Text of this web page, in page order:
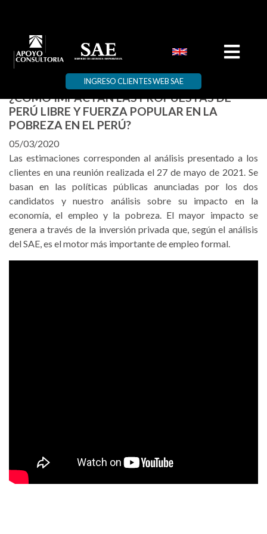
INGRESO CLIENTES WEB SAE
¿CÓMO IMPACTAN LAS PROPUESTAS DE
PERÚ LIBRE Y FUERZA POPULAR EN LA
POBREZA EN EL PERÚ?
05/03/2020
Las estimaciones corresponden al análisis presentado a los
clientes en una reunión realizada el 27 de mayo de 2021. Se
basan en las políticas públicas anunciadas por los dos
candidatos y nuestro análisis sobre su impacto en la
economía, el empleo y la pobreza. El mayor impacto se
genera a través de la inversión privada que, según el análisis
del SAE, es el motor más importante de empleo formal.